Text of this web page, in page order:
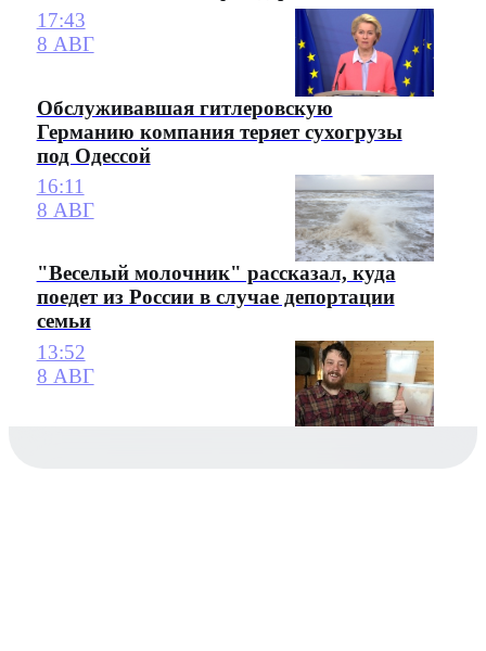
17:43
8 АВГ
Обслуживавшая гитлеровскую
Германию компания теряет сухогрузы
под Одессой
16:11
8 АВГ
"Веселый молочник" рассказал, куда
поедет из России в случае депортации
семьи
13:52
8 АВГ